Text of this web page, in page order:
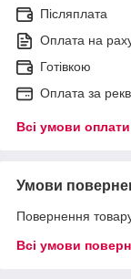
Післяплата
Оплата на
Готівкою
Оплата за
Всі умови оплати
Умови
Повернення
Всі умови